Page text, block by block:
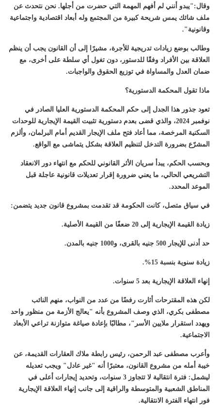
وقال:"يبدو أنني لم أفهم المهمة التي حضرت من أجلها. نحن نتحدث عن
ملف شائك يمس شريحة كبيرة من المجتمع وله أبعاد اقتصادية واجتماعية
وقانونية".
وطالب بوضع زيادات تدريجية للأجرة، مشيرًا إلى أن القانون يجب أن ينظم
العلاقة بين الأفراد وفقًا للدستور، دون تغول أي سلطة على أخرى، مع
ضمان العدل والمساواة في توزيع الحقوق والواجبات.
ماذا تقول المحكمة الدستورية؟
تعود جذور هذا الجدل إلى حكم المحكمة الدستورية العليا الصادر في
نوفمبر 2024، والذي قضى بعدم دستورية تثبيت القيمة الإيجارية للوحدات
السكنية المرخصة، مما أعاد فتح ملف الإيجار القديم أمام البرلمان، وألزم
المشرّع بضرورة التدخل لتنظيم العلاقة بشكل يتماشى مع الواقع.
وبحسب الحكم، يبدأ سريان الأثر القانوني للحكم مع انتهاء دور الانعقاد
التشريعي الحالي، ما يعني ضرورة إقرار تعديلات قانونية عاجلة قبل
الموعد المحدد.
في سياق متصل، كانت الحكومة قد تقدمت بمشروع قانون جديد يتضمن:
زيادة القيمة الإيجارية إلى 20 ضعفًا من القيمة الأصلية.
حد أدنى للإيجار 500 جنيه بالقرى، و1000 جنيه بالمدن.
زيادة سنوية بنسبة 15%.
إنهاء العلاقة الإيجارية بعد 5 سنوات.
لكن هذه المقترحات أثارت رفضًا من عدد من النواب، منهم النائب
مصطفى بكري، الذي وصف المشروع بأنه "يعالج الأزمة من منظور واحد
ويهدد استقرار ملايين الأسر"، مطالبًا بإعادة صياغة متوازنة تراعي الأبعاد
الاجتماعية.
وأعرب مصطفى عبد الرحمن، رئيس رابطة ملاك العقارات القديمة، عن
خيبة أمله من مشروع القانون، معتبرًا أنه "غير عادل" ويجب تعديله
ليشمل: فترة انتقالية لا تتجاوز 3 سنوات، وتحديد إيجارات أعلى في
المناطق الشعبية والمتوسطة والراقية إلى جانب إنهاء العلاقة الإيجارية
فور انتهاء الفترة الانتقالية.